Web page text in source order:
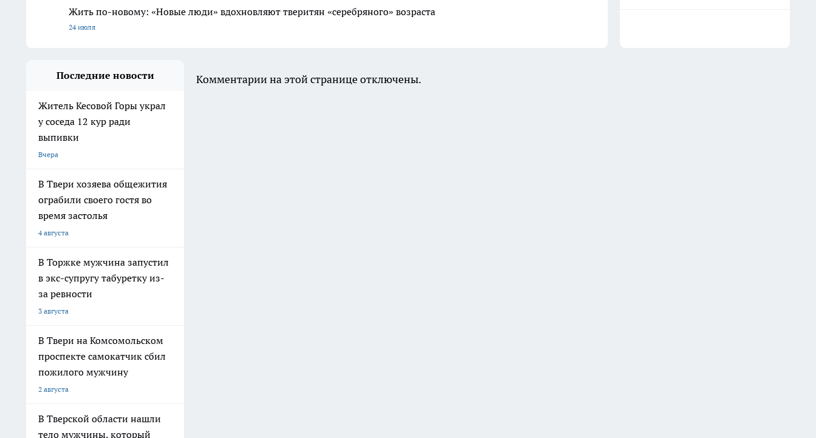
Жить по-новому: «Новые люди» вдохновляют тверитян «серебряного» возраста
24 июля
Последние новости
Житель Кесовой Горы украл
у соседа 12 кур ради
выпивки
Вчера
В Твери хозяева общежития
ограбили своего гостя во
время застолья
4 августа
В Торжке мужчина запустил
в экс-супругу табуретку из-
за ревности
3 августа
В Твери на Комсомольском
проспекте самокатчик сбил
пожилого мужчину
2 августа
В Тверской области нашли
тело мужчины, который
Комментарии на этой странице отключены.